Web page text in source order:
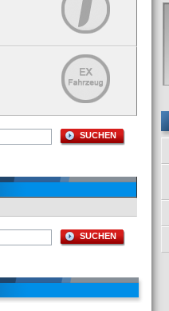
SUCHEN
SUCHEN